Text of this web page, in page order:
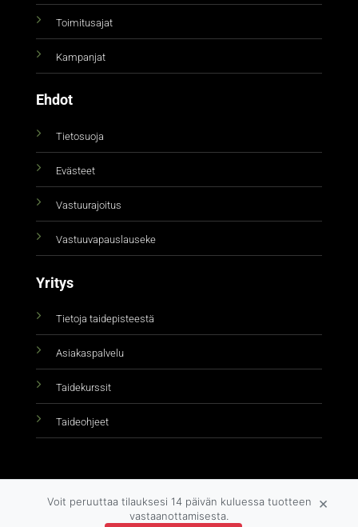
Toimitusajat
Kampanjat
Ehdot
Tietosuoja
Evästeet
Vastuurajoitus
Vastuuvapauslauseke
Yritys
Tietoja taidepisteestä
Asiakaspalvelu
Taidekurssit
Taideohjeet
Voit peruuttaa tilauksesi 14 päivän kuluessa tuotteen
vastaanottamisesta.
×